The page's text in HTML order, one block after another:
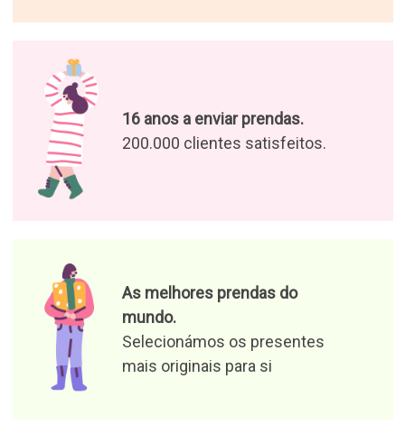
Desfrute das nossas ofertas e
notícias
produtos e notícias relevantes